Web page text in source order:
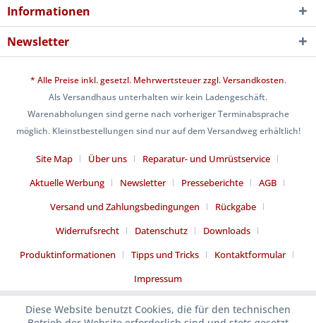
Informationen
Newsletter
* Alle Preise inkl. gesetzl. Mehrwertsteuer zzgl.Versandkosten.
Als Versandhaus unterhalten wir kein Ladengeschäft.
Warenabholungen sind gerne nach vorheriger Terminabsprache
möglich. Kleinstbestellungen sind nur auf dem Versandweg erhältlich!
Site Map Über uns
Reparatur- und Umrüstservice
Aktuelle Werbung
Newsletter Presseberichte
AGB
Versand und Zahlungsbedingungen
Rückgabe
Widerrufsrecht
Datenschutz
Downloads
Produktinformationen
Tipps und Tricks
Kontaktformular
Impressum
Diese Website benutzt Cookies, die für den technischen